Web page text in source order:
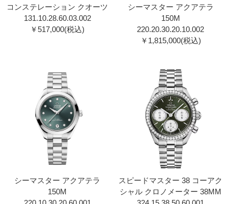
コンステレーション クオーツ
131.10.28.60.03.00 2
￥517,000(税込)
シーマスター アクアテラ
150M
220.20.30.20.10.00 2
￥1,815,000(税込)
シーマスター アクアテラ
150M
スピードマスター 38 コーアク
シャル クロノメーター 38MM